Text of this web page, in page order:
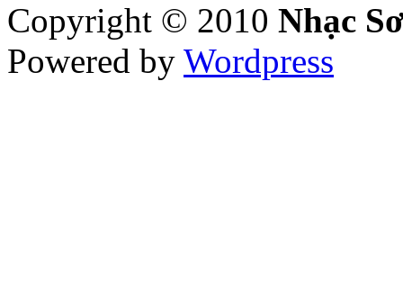
Copyright © 2010 Nhạc
Powered by Wordpress